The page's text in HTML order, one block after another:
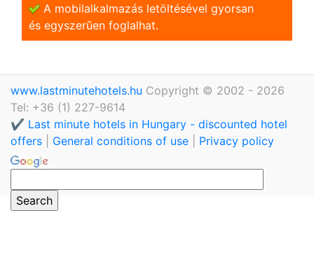
A mobilalkalmazás letöltésével gyorsan
és egyszerũen foglalhat.
www.lastminutehotels.hu Copyright © 2002 - 2026
Tel: +36 (1) 227-9614
✔️ Last minute hotels in Hungary - discounted hotel
offers
General conditions of use Privacy policy